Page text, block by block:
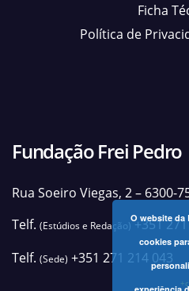
Ficha
Política de
Fundação Frei Pedro
Rua Soeiro Viegas, 2 – 6300-
Telf. (Estúdios e Redação)+351
Telf. (Sede) +351 271 214 043
O website da
cookies